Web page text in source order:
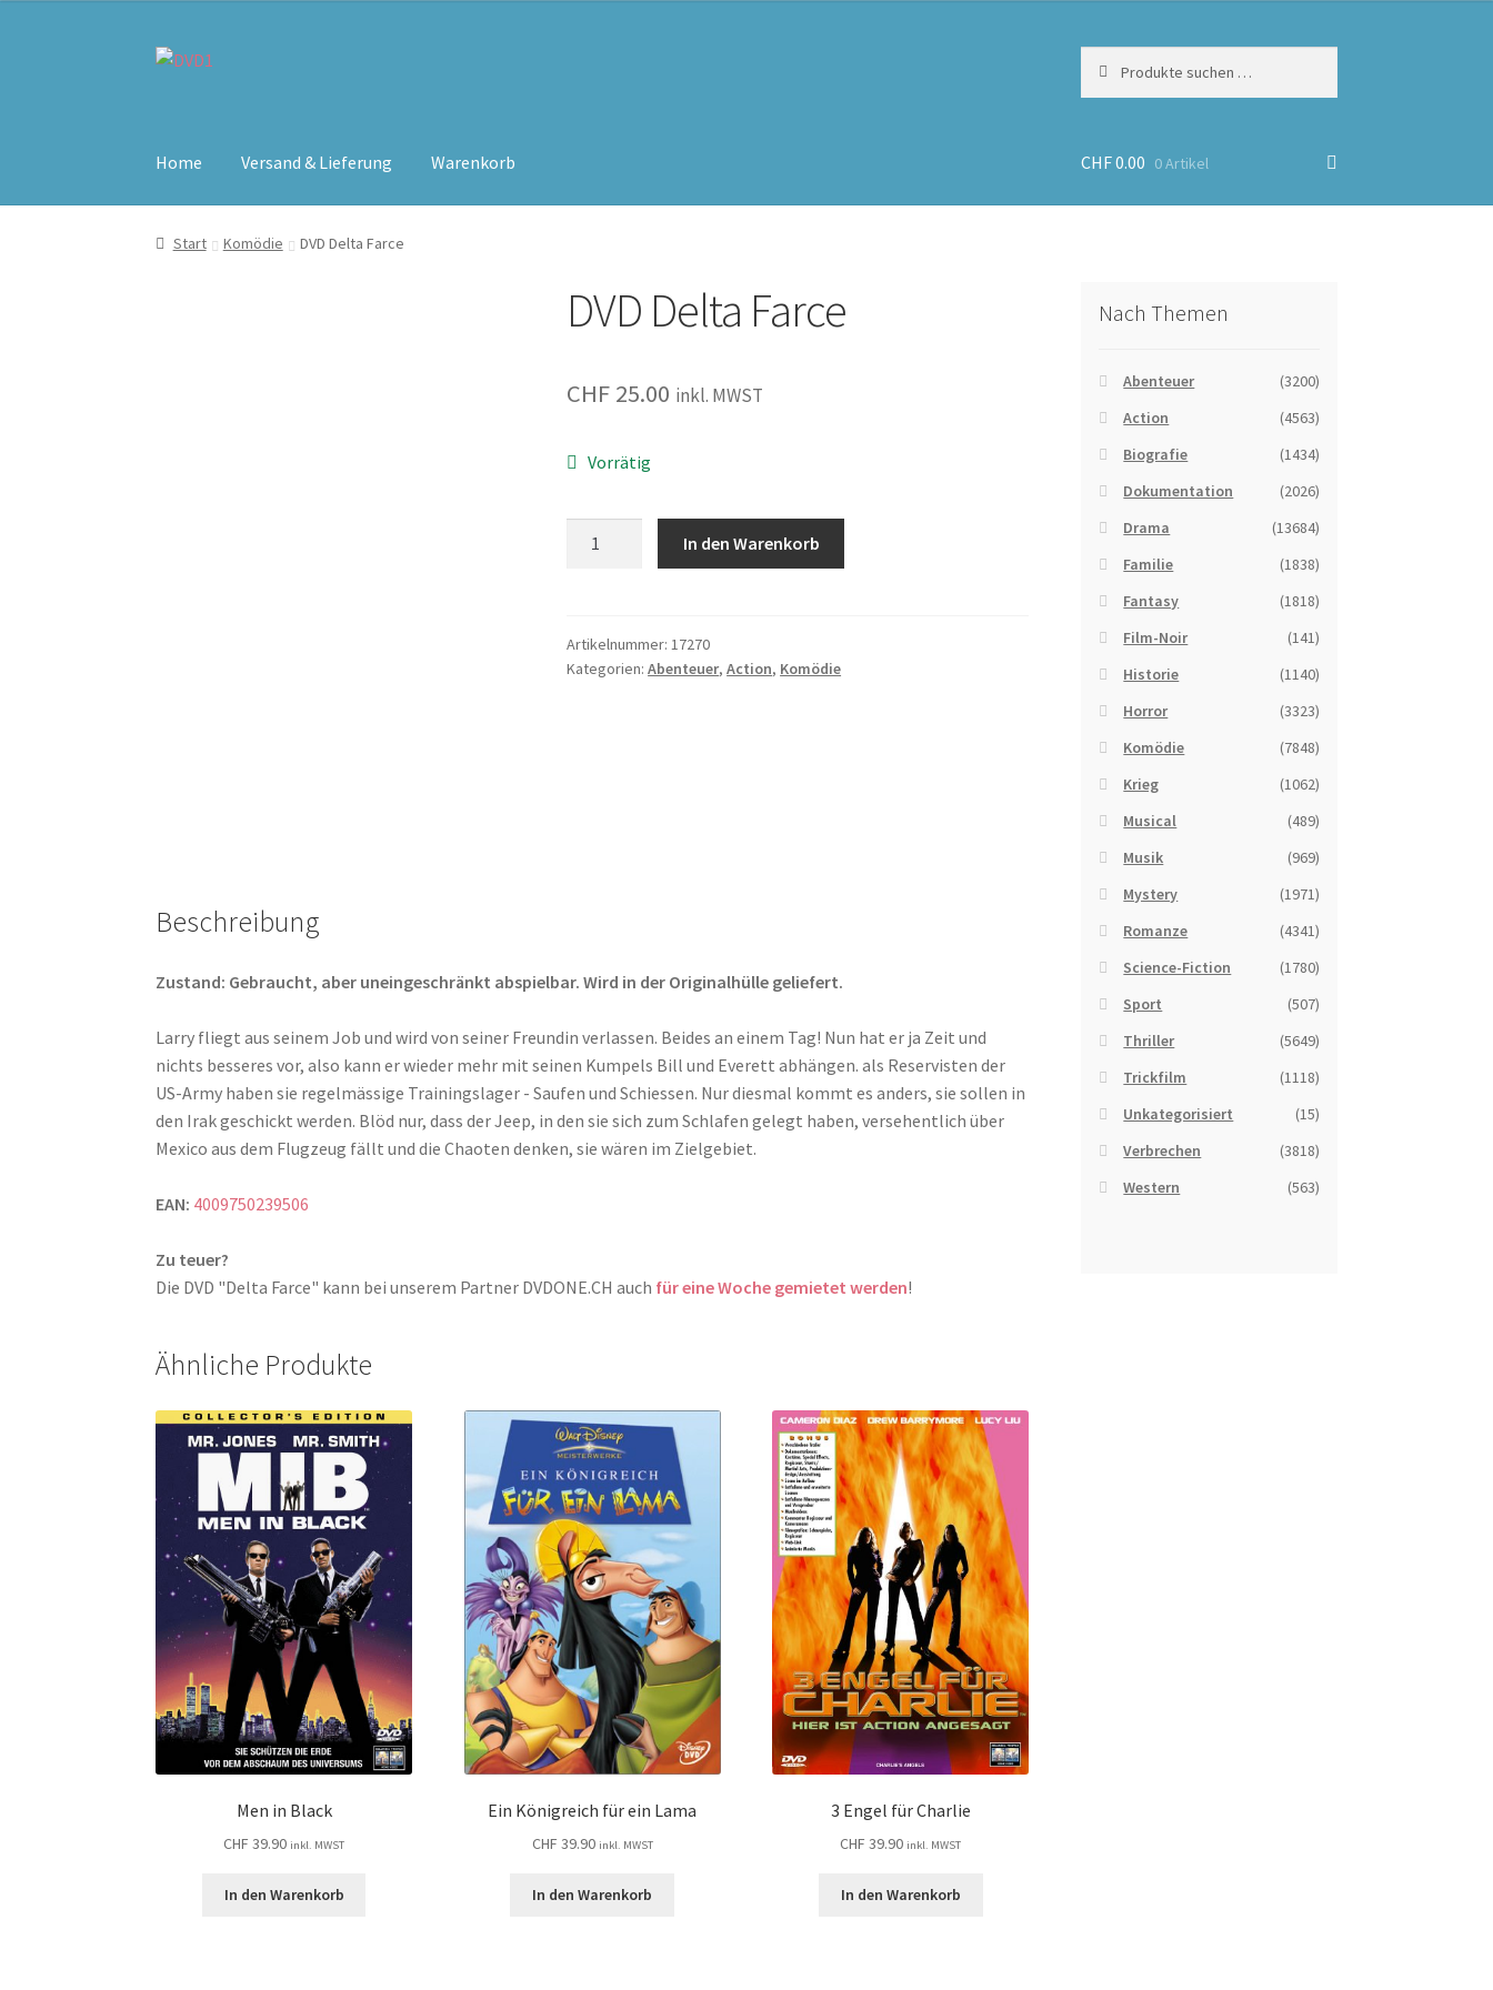
Zur
Zum
nach:
Home Versand & Lieferung Warenkorb CHF0.00 0 Artikel
Start Komödie DVD Delta Farce
DVD Delta Farce
CHF 25.00 inkl. MWST
Vorrätig
In den Warenkorb
Artikelnummer:17270
Kategorien:Abenteuer,Action, Komödie
Beschreibung
Zustand: Gebraucht, aber uneingeschränkt abspielbar. Wird in der Originalhülle geliefert.
Larry fliegt aus seinem Job und wird von seiner Freundin verlassen. Beides an einem Tag! Nun hat er ja Zeit und
nichts besseres vor, also kann er wieder mehr mit seinen Kumpels Bill und Everett abhängen. als Reservisten der
US-Army haben sie regelmässige Trainingslager - Saufen und Schiessen. Nur diesmal kommt es anders, sie sollen in
den Irak geschickt werden. Blöd nur, dass der Jeep, in den sie sich zum Schlafen gelegt haben, versehentlich über
Mexico aus dem Flugzeug fällt und die Chaoten denken, sie wären im Zielgebiet.
EAN: 4009750239506
Zu teuer?
Die DVD "Delta Farce" kann bei unserem Partner DVDONE.CH auch für eine Woche gemietet werden!
Ähnliche Produkte
Men in Black
CHF 39.90 inkl. MWST
In den Warenkorb
Ein Königreich für ein Lama
CHF 39.90 inkl. MWST
In den Warenkorb
3 Engel für Charlie
CHF 39.90 inkl. MWST
In den Warenkorb
Nach Themen
Abenteuer
(3200)
Action
(4563)
Biografie
(1434)
Dokumentation
(2026)
Drama
(13684)
Familie
(1838)
Fantasy
(1818)
Film-Noir
(141)
Historie
(1140)
Horror
(3323)
Komödie
(7848)
Krieg
(1062)
Musical
(489)
Musik
(969)
Mystery
(1971)
Romanze
(4341)
Science-Fiction
(1780)
Sport
(507)
Thriller
(5649)
Trickfilm
(1118)
Unkategorisiert
(15)
Verbrechen
(3818)
Western
(563)